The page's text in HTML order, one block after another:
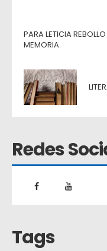
PARA LETICIA
MEMORIA.
Redes
Tags